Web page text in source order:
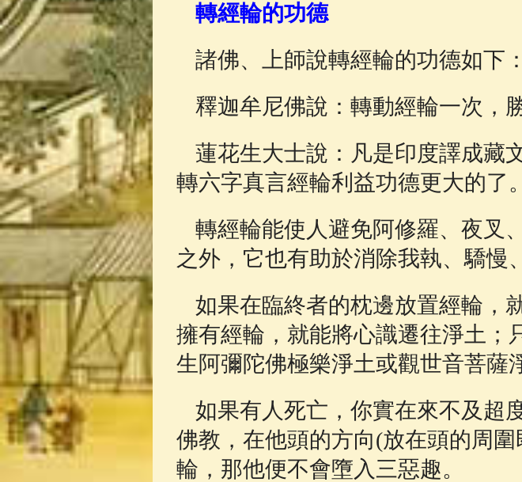
佛典故事(37)
轉經輪的功德
諸佛、上師說轉經輪的功德如下：
釋迦牟尼佛說：轉動經輪一次，
蓮花生大士說：凡是印度譯成藏
轉六字真言經輪利益功德更大的了。
轉經輪能使人避免阿修羅、夜叉
之外，它也有助於消除我執、驕慢
如果在臨終者的枕邊放置經輪，
擁有經輪，就能將心識遷往淨土；
生阿彌陀佛極樂淨土或觀世音菩薩
如果有人死亡，你實在來不及超
佛教，在他頭的方向(放在頭的周
輪，那他便不會墮入三惡趣。